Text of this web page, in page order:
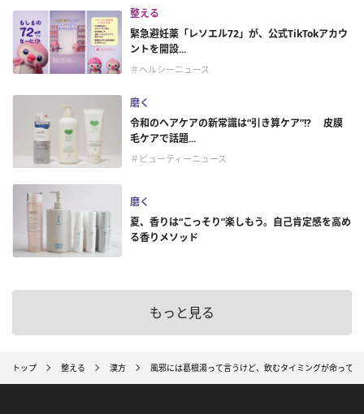
整える
緊急避妊薬「レソエル72」が、公式TikTokアカウ
ントを開設...
＃ヘルシーニュース
磨く
令和のヘアケアの新常識は“引き算ケア”!? 皮膜
毛ケアで話題...
＃ビューティーニュース
磨く
夏、香りは“こっそり”楽しもう。自己肯定感を高め
る香りメソッド
もっと見る
トップ 整える 漢方 風邪には葛根湯って言うけど、飲むタイミングが命って